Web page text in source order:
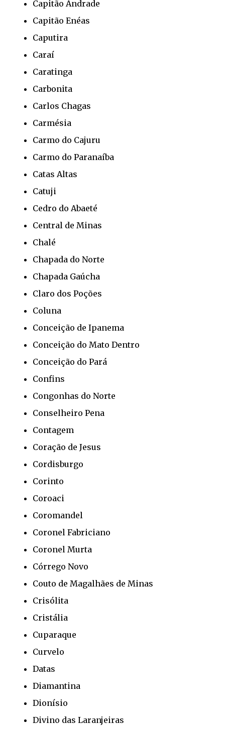
Capitão Andrade
Capitão Enéas
Caputira
Caraí
Caratinga
Carbonita
Carlos Chagas
Carmésia
Carmo do Cajuru
Carmo do Paranaíba
Catas Altas
Catuji
Cedro do Abaeté
Central de Minas
Chalé
Chapada do Norte
Chapada Gaúcha
Claro dos Poções
Coluna
Conceição de Ipanema
Conceição do Mato Dentro
Conceição do Pará
Confins
Congonhas do Norte
Conselheiro Pena
Contagem
Coração de Jesus
Cordisburgo
Corinto
Coroaci
Coromandel
Coronel Fabriciano
Coronel Murta
Córrego Novo
Couto de Magalhães de Minas
Crisólita
Cristália
Cuparaque
Curvelo
Datas
Diamantina
Dionísio
Divino das Laranjeiras